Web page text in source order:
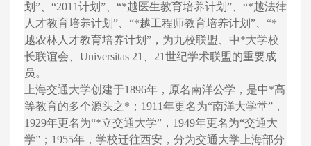
划”、“2011计划”、“*越医生教育培养计划”、“*越法律
人才教育培养计划”、“*越工程师教育培养计划”、“*
越农林人才教育培养计划”，为九校联盟、中*大学校
长联谊会、Universitas 21、21世纪学术联盟的重要成
员。
上海交通大学创建于1896年，原名南洋公学，是中*高
等教育的多个源头之*；1911年更名为“南洋大学堂”，
1929年更名为“*立交通大学”，1949年更名为“交通大
学”；1955年，学校迁往西安，分为交通大学上海部分